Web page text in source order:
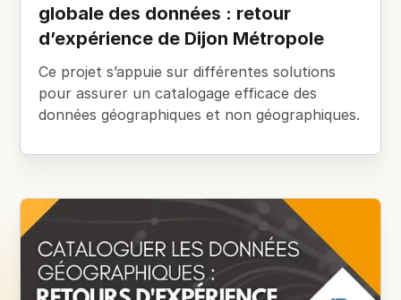
globale des données : retour
d’expérience de Dijon Métropole
Ce projet s’appuie sur différentes solutions
pour assurer un catalogage efficace des
données géographiques et non géographiques.